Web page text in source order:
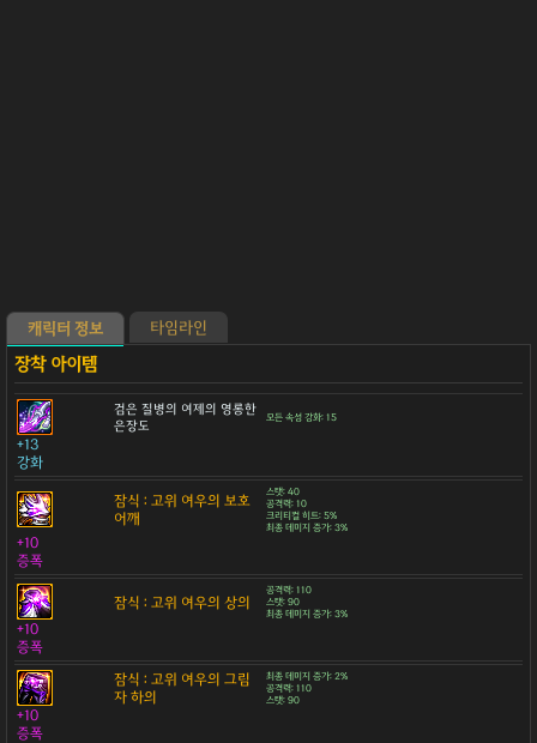
캐릭터 정보 타임라인
검은 질병의 여제의 영롱한
은장도
모든 속성 강화: 15
+13
강화
잠식 : 고위 여우의 보호
어깨
스탯: 40
공격력: 10
크리티컬 히트: 5%
최종 데미지 증가: 3%
+10
증폭
잠식 : 고위 여우의 상의
공격력: 110
스탯: 90
최종 데미지 증가: 3%
+10
증폭
잠식 : 고위 여우의 그림
자 하의
최종 데미지 증가: 2%
공격력: 110
스탯: 90
+10
증폭